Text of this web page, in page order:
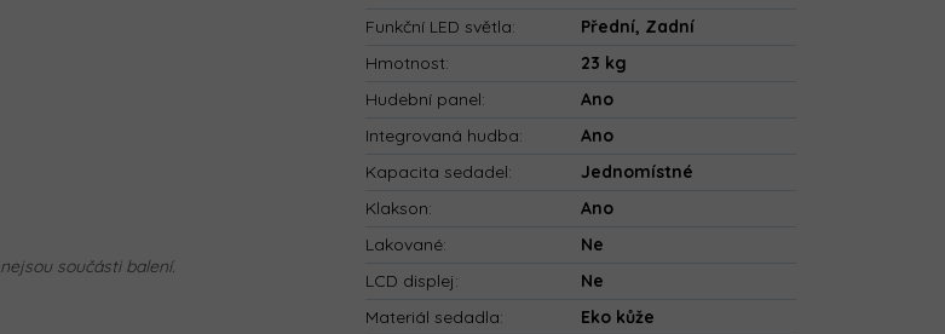
nejsou součásti balení.
Funkční LED světla:
Přední, Zadní
Hmotnost:
23 kg
Hudební panel:
Ano
Integrovaná hudba:
Ano
Kapacita sedadel:
Jednomístné
Klakson:
Ano
Lakované:
Ne
LCD displej:
Ne
Materiál sedadla:
Eko kůže